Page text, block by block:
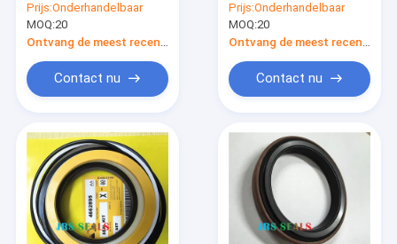
Lader Lift Tift
Stuurafdichtingsset
Prijs:Onderhandelbaar
MOQ:20
Contact nu
Lader Lift Tift
Stuurafdichtingsset
Prijs:Onderhandelbaar
MOQ:20
Contact nu